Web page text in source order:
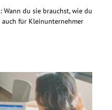
Wann du sie brauchst, wie du
für Kleinunternehmer